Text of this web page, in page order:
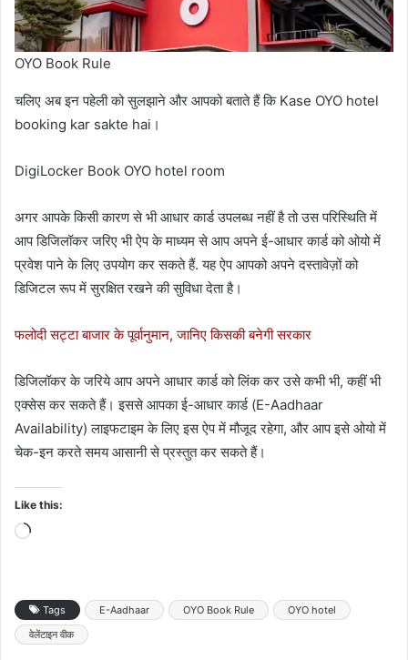
OYO Book Rule
चलिए अब इन पहेली को सुलझाने और आपको बताते हैं कि Kase OYO hotel
booking kar sakte hai।
DigiLocker Book OYO hotel room
अगर आपके किसी कारण से भी आधार कार्ड उपलब्ध नहीं है तो उस परिस्थिति में
आप डिजिलॉकर जरिए भी ऐप के माध्यम से आप अपने ई-आधार कार्ड को ओयो में
प्रवेश पाने के लिए उपयोग कर सकते हैं. यह ऐप आपको अपने दस्तावेज़ों को
डिजिटल रूप में सुरक्षित रखने की सुविधा देता है।
फलोदी सट्टा बाजार के पूर्वानुमान, जानिए किसकी बनेगी सरकार
डिजिलॉकर के जरिये आप अपने आधार कार्ड को लिंक कर उसे कभी भी, कहीं भी
एक्सेस कर सकते हैं। इससे आपका ई-आधार कार्ड (E-Aadhaar
Availability) लाइफटाइम के लिए इस ऐप में मौजूद रहेगा, और आप इसे ओयो में
चेक-इन करते समय आसानी से प्रस्तुत कर सकते हैं।
Like this:
Loading…
Tags E-Aadhaar OYO Book Rule
OYO hotel
वेलेंटाइन वीक